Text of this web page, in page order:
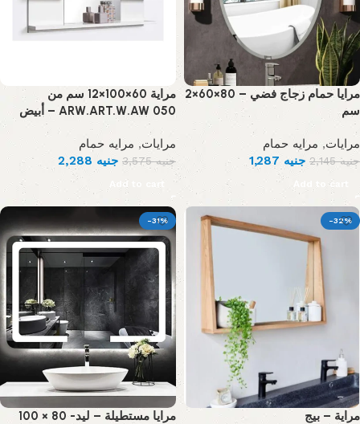
مرايا حمام زجاج فضي – 80×60×2
سم
مرايات, مرايه حمام
جنيه2,145 جنيه
Add to cart
مراية 60×100×12 سم من
ARW.ART.W.AW 050 – أبيض
مرايات, مرايه حمام
جنيه3,575 جنيه
Add to cart
-32%
مراية – بيج
-31%
مرايا مستطيلة – ليد- 80 × 100